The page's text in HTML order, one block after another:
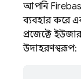
আপনি
ব্যবহার করে
প্রজেক্টে
উদাহরণস্বরূপ: